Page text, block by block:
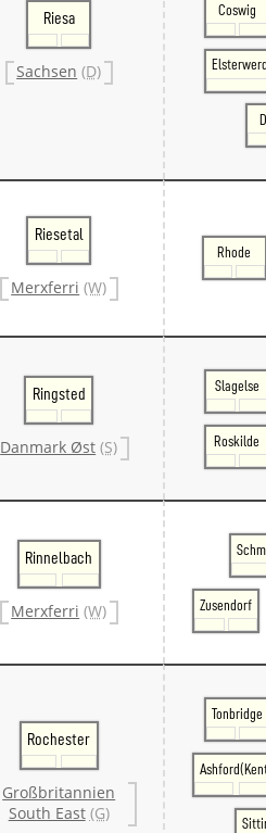
Riesa
Sachsen (D)
Coswig
Riesetal
Merxferri (W)
Rhode
Ringsted
Danmark Øst (S)
Slagelse
Roskilde
Rinnelbach
Merxferri (W) Zusendorf
Rochester
Großbritannien
South East (G)
Tonbridge